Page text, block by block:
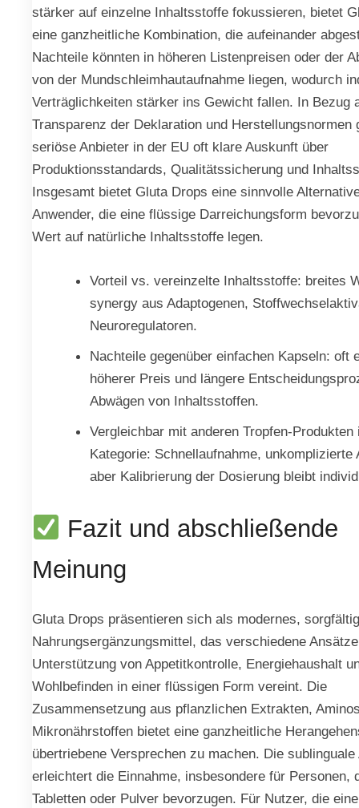
stärker auf einzelne Inhaltsstoffe fokussieren, bietet
eine ganzheitliche Kombination, die aufeinander
Nachteile könnten in höheren Listenpreisen oder der
von der Mundschleimhautaufnahme liegen, wodurch
Verträglichkeiten stärker ins Gewicht fallen. In Bezug
Transparenz der Deklaration und Herstellungsnormen
seriöse Anbieter in der EU oft klare Auskunft über
Produktionsstandards, Qualitätssicherung und
Insgesamt bietet Gluta Drops eine sinnvolle
Anwender, die eine flüssige Darreichungsform
Wert auf natürliche Inhaltsstoffe legen.
Vorteil vs. vereinzelte Inhaltsstoffe: breites
synergy aus Adaptogenen,
Neuroregulatoren.
Nachteile gegenüber einfachen Kapseln: oft
höherer Preis und längere
Abwägen von Inhaltsstoffen.
Vergleichbar mit anderen Tropfen-Produkten
Kategorie: Schnellaufnahme, unkomplizierte
aber Kalibrierung der Dosierung bleibt
Fazit und abschließende
Meinung
Gluta Drops präsentieren sich als modernes,
Nahrungsergänzungsmittel, das verschiedene
Unterstützung von Appetitkontrolle, Energiehaushalt
Wohlbefinden in einer flüssigen Form vereint. Die
Zusammensetzung aus pflanzlichen Extrakten,
Mikronährstoffen bietet eine ganzheitliche
übertriebene Versprechen zu machen. Die sublinguale
erleichtert die Einnahme, insbesondere für Personen,
Tabletten oder Pulver bevorzugen. Für Nutzer, die